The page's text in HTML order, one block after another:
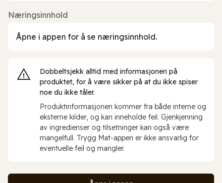
Næringsinnhold
Åpne i appen for å se næringsinnhold.
Dobbeltsjekk alltid med informasjonen på
produktet, for å være sikker på at du ikke spiser
noe du ikke tåler.
Produktinformasjonen kommer fra både interne og
eksterne kilder, og kan inneholde feil. Gjenkjenning
av ingredienser og tilsetninger kan også være
mangelfull. Trygg Mat-appen er ikke ansvarlig for
eventuelle feil og mangler.